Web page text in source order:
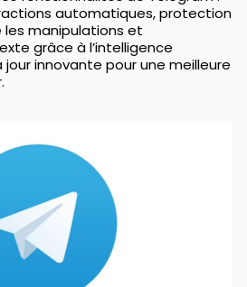
automatiques, protection
manipulations et
grâce à l’intelligence
jour innovante pour une meilleure